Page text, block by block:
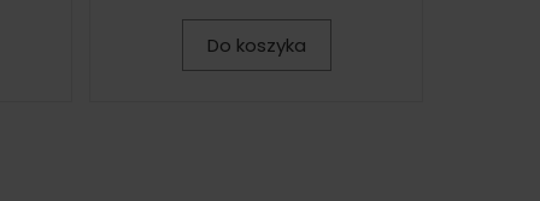
Do koszyka